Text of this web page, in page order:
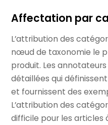
Affectation par
L’attribution des
nœud de taxonomie le
produit. Les
détaillées qui
et fournissent des
L’attribution des
difficile pour les articles